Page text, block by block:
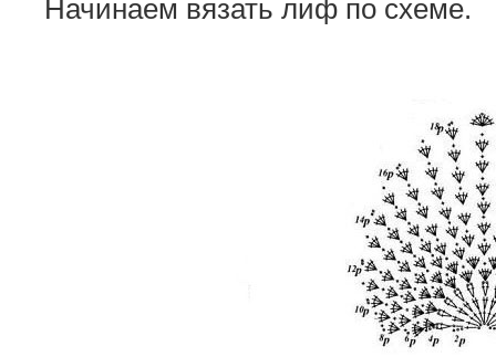
Начинаем вязать лиф по схеме.